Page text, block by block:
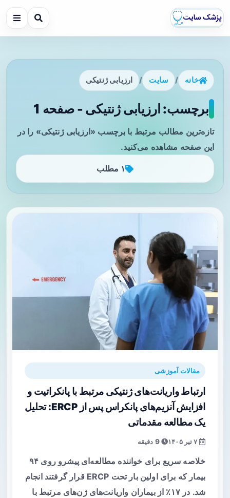
خانه / سایت / ارزیابی ژنتیکی
برچسب: ارزیابی ژنتیکی - صفحه 1
تازه‌ترین مطالب مرتبط با برچسب «ارزیابی ژنتیکی» را در
این صفحه مشاهده می‌کنید.
۱ مطلب
مقالات آموزشی
ارتباط واریانت‌های ژنتیکی مرتبط با پانکراتیت و
افزایش آنزیم‌های پانکراس پس از ERCP: تحلیل
یک مطالعه مقدماتی
9 دقیقه
خلاصه سریع برای خواننده مطالعه‌ای پیشرو روی ۹۴
بیمار که برای اولین بار تحت ERCP قرار گرفتند انجام
شد. در ۱۷٪ از بیماران واریانت‌های ژن‌های مرتبط با